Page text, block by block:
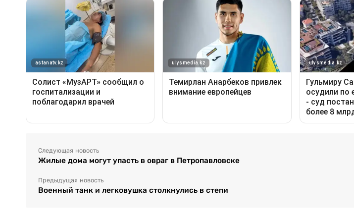
Следующая новость
Жилые дома могут упасть в овраг в Петропавловске
Предыдущая новость
Военный танк и легковушка столкнулись в степи